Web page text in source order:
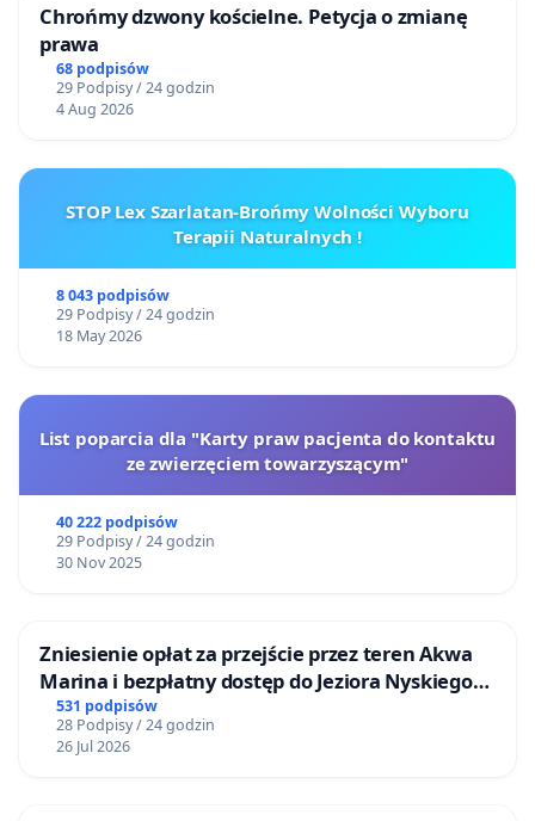
Chrońmy dzwony kościelne. Petycja o zmianę
prawa
68 podpisów
29 Podpisy / 24 godzin
4 Aug 2026
STOP Lex Szarlatan-Brońmy Wolności Wyboru
Terapii Naturalnych !
8 043 podpisów
29 Podpisy / 24 godzin
18 May 2026
List poparcia dla "Karty praw pacjenta do kontaktu
ze zwierzęciem towarzyszącym"
40 222 podpisów
29 Podpisy / 24 godzin
30 Nov 2025
Zniesienie opłat za przejście przez teren Akwa
Marina i bezpłatny dostęp do Jeziora Nyskiego
dla mieszkańców Gminy Nysa
531 podpisów
28 Podpisy / 24 godzin
26 Jul 2026